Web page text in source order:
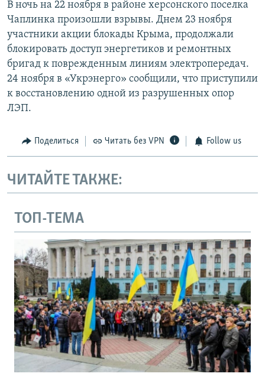
В ночь на 22 ноября в районе херсонского поселка
Чаплинка произошли взрывы. Днем 23 ноября
участники акции блокады Крыма, продолжали
блокировать доступ энергетиков и ремонтных
бригад к поврежденным линиям электропередач.
24 ноября в «Укрэнерго» сообщили, что приступили
к восстановлению одной из разрушенных опор
ЛЭП.
Поделиться Читать без VPN Follow us
ЧИТАЙТЕ ТАКЖЕ:
ТОП-ТЕМА